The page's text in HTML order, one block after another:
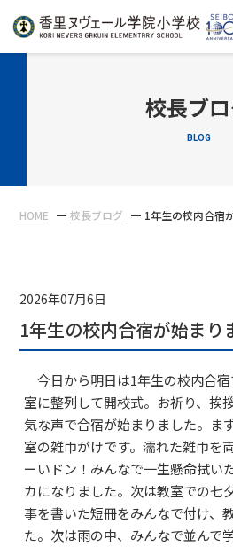
アクセス
よくあるご質問
資料請求・お問合せ
在校生・保護者の方へ
校長ブ
BLOG
HOME 校長ブログ 1年生の校内合宿
2026年07月6日
1年生の校内合宿が始まり
今日から明日は1年生の校内合
室に整列して開校式。お祈り、挨
気な声で合宿が始まりました。ま
室の雑巾がけです。濡れた雑巾を
ーいドン！みんなで一生懸命拭い
カになりました。次は教室での七
事を書いた短冊をみんなで付け、
た。次は雨の中、みんなで並んで